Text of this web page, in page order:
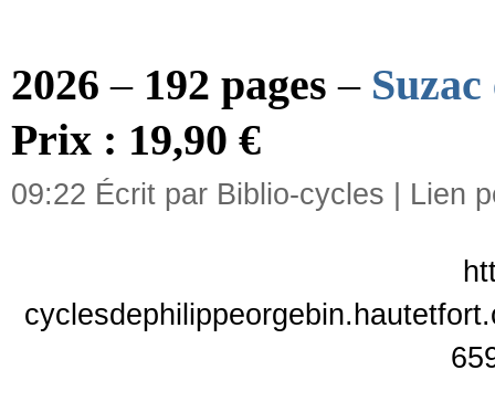
2026 – 192 pages –
Prix : 19,90 €
09:22 Écrit par Biblio-cycles | Lien